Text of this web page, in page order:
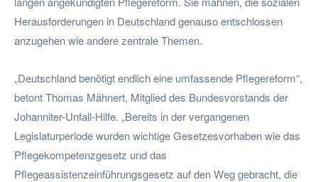
Herausforderungen in Deutschland genauso entschlossen
anzugehen wie andere zentrale Themen.
„Deutschland benötigt endlich eine umfassende Pflegereform“,
betont Thomas Mähnert, Mitglied des Bundesvorstands der
Johanniter-Unfall-Hilfe. „Bereits in der vergangenen
Legislaturperiode wurden wichtige Gesetzesvorhaben wie das
Pflegekompetenzgesetz und das
Pflegeassistenzeinführungsgesetz auf den Weg gebracht, die